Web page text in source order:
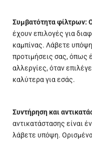
Συμβατότητα φίλτρων:
έχουν επιλογές για
καμπίνας. Λάβετε
προτιμήσεις σας, όπως
αλλεργίες, όταν
καλύτερα για εσάς.
Συντήρηση και
αντικατάστασης είναι
λάβετε υπόψη.